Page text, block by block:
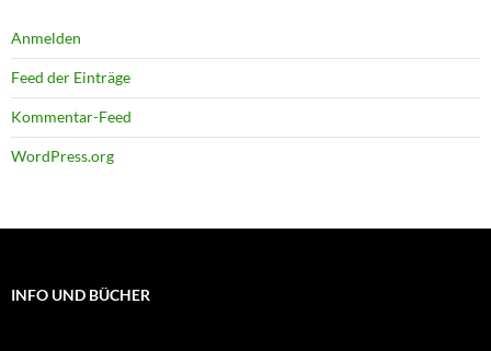
Anmelden
Feed der Einträge
Kommentar-Feed
WordPress.org
INFO UND BÜCHER